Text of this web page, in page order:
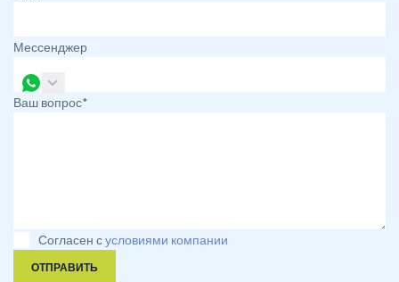
Мессенджер
Ваш вопрос*
Согласен сусловиями компании
ОТПРАВИТЬ